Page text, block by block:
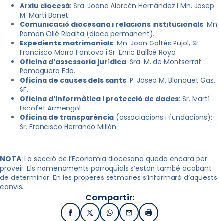
Arxiu diocesà: Sra. Joana Alarcón Hernández i Mn. Josep
M. Martí Bonet.
Comunicació diocesana i relacions institucionals: Mn.
Ramon Ollé Ribalta (diaca permanent).
Expedients matrimonials: Mn. Joan Galtés Pujol, Sr.
Francisco Marro Fantova i Sr. Enric Ballbé Royo.
Oficina d’assessoria jurídica: Sra. M. de Montserrat
Romaguera Edo.
Oficina de causes dels sants: P. Josep M. Blanquet Gas,
SF.
Oficina d’informàtica i protecció de dades: Sr. Martí
Escofet Armengol.
Oficina de transparència (associacions i fundacions):
Sr. Francisco Herrando Millán.
NOTA:La secció de l’Economia diocesana queda encara per
proveir. Els nomenaments parroquials s’estan també acabant
de determinar. En les properes setmanes s’informarà d’aquests
canvis.
Compartir:
FacebookX / TwitterWhatsApp
EmailImprimir